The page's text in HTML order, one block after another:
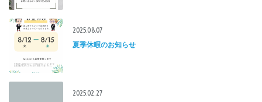
2025.08.07
夏季休暇のお知らせ
2025.02.27